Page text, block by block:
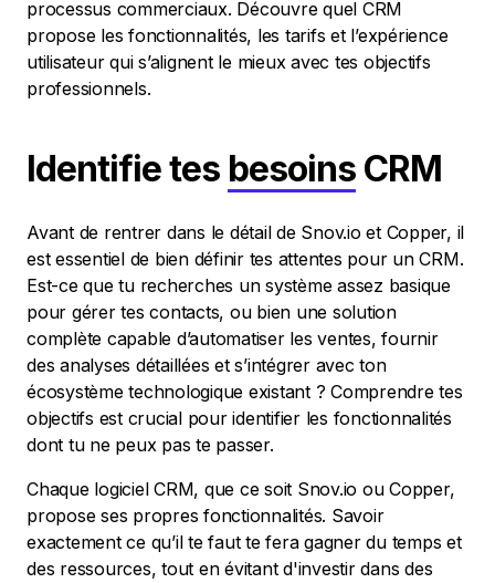
processus commerciaux. Découvre quel CRM
propose les fonctionnalités, les tarifs et l’expérience
utilisateur qui s’alignent le mieux avec tes objectifs
professionnels.
Identifie tes besoins CRM
Avant de rentrer dans le détail de Snov.io et Copper, il
est essentiel de bien définir tes attentes pour un CRM.
Est-ce que tu recherches un système assez basique
pour gérer tes contacts, ou bien une solution
complète capable d’automatiser les ventes, fournir
des analyses détaillées et s’intégrer avec ton
écosystème technologique existant ? Comprendre tes
objectifs est crucial pour identifier les fonctionnalités
dont tu ne peux pas te passer.
Chaque logiciel CRM, que ce soit Snov.io ou Copper,
propose ses propres fonctionnalités. Savoir
exactement ce qu’il te faut te fera gagner du temps et
des ressources, tout en évitant d'investir dans des